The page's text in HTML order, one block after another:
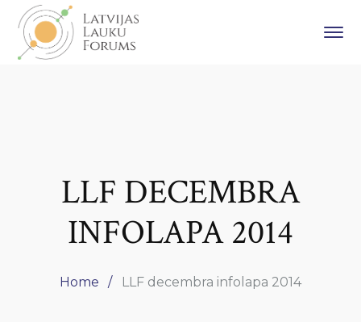
LLF DECEMBRA
INFOLAPA 2014
Home LLF decembra infolapa 2014